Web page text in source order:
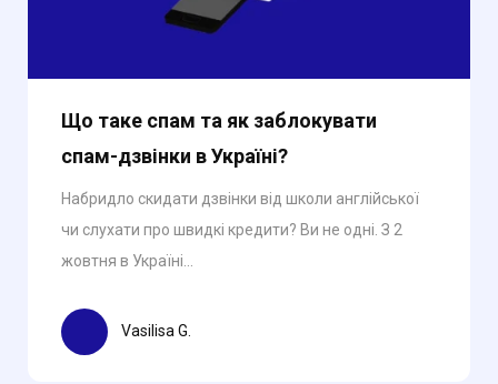
Що таке спам та як заблокувати
спам-дзвінки в Україні?
Набридло скидати дзвінки від школи англійської
чи слухати про швидкі кредити? Ви не одні. З 2
жовтня в Україні...
Vasilisa G.